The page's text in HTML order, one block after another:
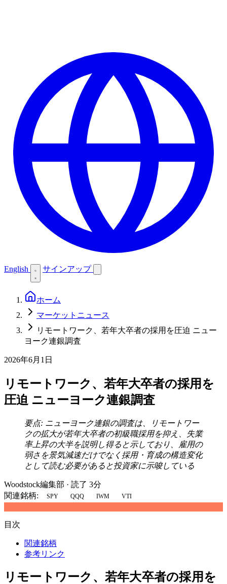
English サインアップ
ホーム
マーケットニュース
リモートワーク、若年大卒者の採用を圧迫 ニュー
ヨーク連銀調査
2026年6月1日
リモートワーク、若年大卒者の採用を
圧迫 ニューヨーク連銀調査
要点: ニューヨーク連銀の調査は、リモートワー
クの拡大が若年大卒者の初級職採用を抑え、失業
率上昇の大半を説明し得ると示しており、雇用の
弱さを景気減速だけでなく採用・育成の構造変化
として読む必要があると投資家に示唆している
Woodstock編集部 · 読了 3分
関連銘柄:
SPY QQQ IWM VTI
目次
関連銘柄
参考リンク
リモートワーク、若年大卒者の採用を